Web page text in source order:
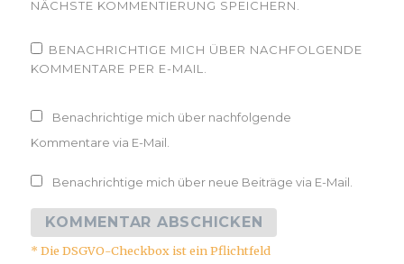
NÄCHSTE KOMMENTIERUNG SPEICHERN.
BENACHRICHTIGE MICH ÜBER NACHFOLGENDE
KOMMENTARE PER E-MAIL.
Benachrichtige mich über nachfolgende
Kommentare via E-Mail.
Benachrichtige mich über neue Beiträge via E-Mail.
* Die DSGVO-Checkbox ist ein Pflichtfeld